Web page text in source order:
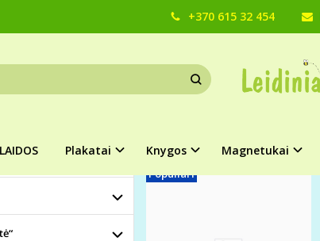
+370 615 32 454
Plakatai Knygos Magnetukai
KNYGOS
Pagrindinis Vaikams Knygos
Populiari